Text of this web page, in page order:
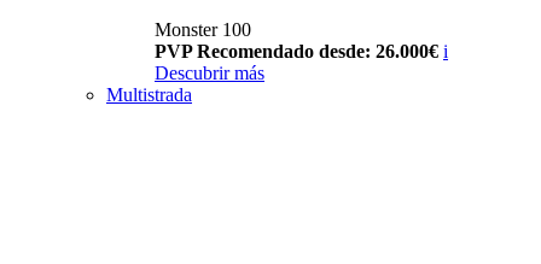
Monster 100
PVP Recomendado desde: 26.000€ i
Descubrir más
Multistrada